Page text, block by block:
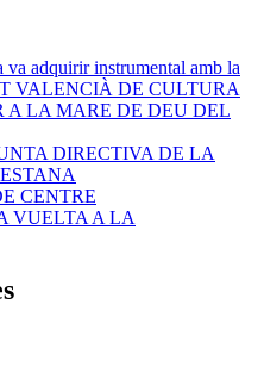
adquirir instrumental amb la
VALENCIÀ DE CULTURA
A LA MARE DE DEU DEL
DIRECTIVA DE LA
CENTRE
VUELTA A LA